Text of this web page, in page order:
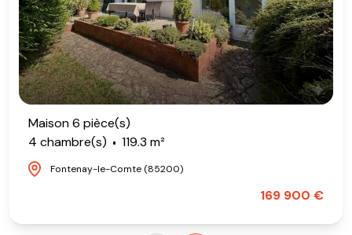
Maison 6 pièce(s)
4 chambre(s)
119.3 m²
Fontenay-le-Comte (85200)
169 900 €